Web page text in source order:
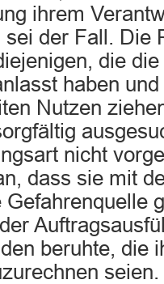
ihrem
der Fall. Die
die
haben
Nutzen
nicht
dass sie mit
Gefahrenquelle
beruhte, die
seien.